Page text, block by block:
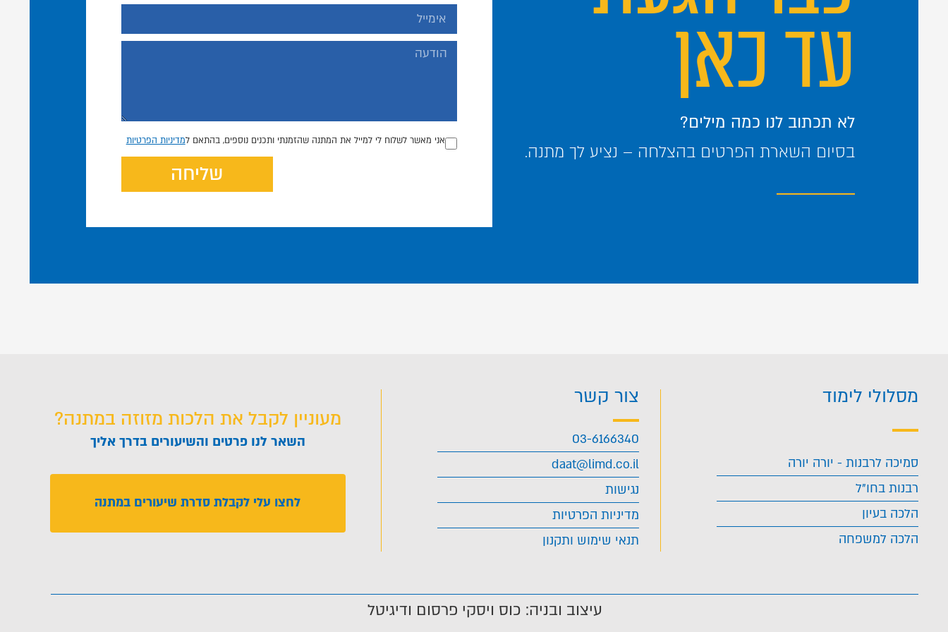
עד כאן
לא תכתוב לנו כמה מילים?
בסיום השארת הפרטים בהצלחה – נציע לך מתנה.
אני מאשר לשלוח לי למייל את המתנה שהזמנתי ותכנים נוספים, בהתאם למדיניות הפרטיות
שליחה
מסלולי לימוד
סמיכה לרבנות - יורה יורה
רבנות בחו"ל
הלכה בעיון
הלכה למשפחה
צור קשר
03-6166340
daat@limd.co.il
נגישות
מדיניות הפרטיות
תנאי שימוש ותקנון
מעוניין לקבל את הלכות מזוזה במתנה?
השאר לנו פרטים והשיעורים בדרך אליך
לחצו עלי לקבלת סדרת שיעורים במתנה
עיצוב ובניה: כוס ויסקי פרסום ודיגיטל